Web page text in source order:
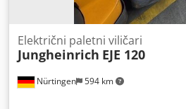
Nürtingen 594 km
Električni paletni viličari
Jungheinrich EJE 120